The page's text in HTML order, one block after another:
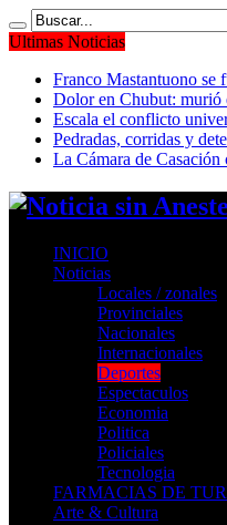
Ultimas Noticias
Franco Mastantuono se
Dolor en Chubut: murió
Escala el conflicto
Pedradas, corridas y
La Cámara de
INICIO
Noticias
Locales / zonales
Provinciales
Nacionales
Internacionales
Deportes
Espectaculos
Economia
Politica
Policiales
Tecnologia
FARMACIAS DE
Arte & Cultura